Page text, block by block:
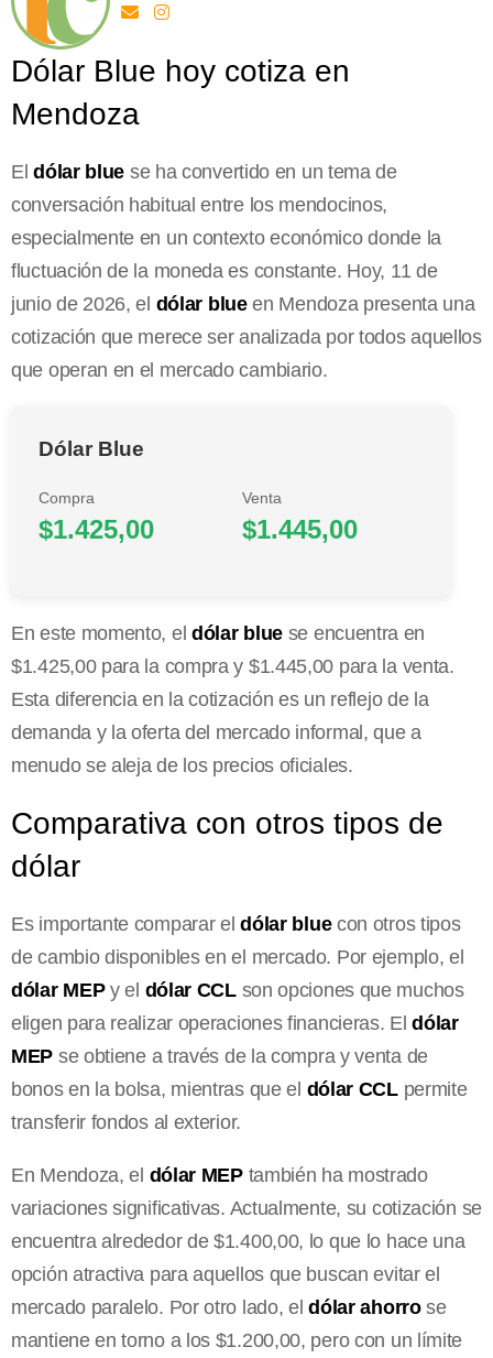
Dólar Blue hoy cotiza en
Mendoza
Eldólar blue se ha convertido en un tema de
conversación habitual entre los mendocinos,
especialmente en un contexto económico donde la
fluctuación de la moneda es constante. Hoy, 11 de
junio de 2026, el dólar blueen Mendoza presenta una
cotización que merece ser analizada por todos aquellos
que operan en el mercado cambiario.
Dólar Blue
Compra
$1.425,00
Venta
$1.445,00
En este momento, el dólar blue se encuentra en
$1.425,00 para la compra y $1.445,00 para la venta.
Esta diferencia en la cotización es un reflejo de la
demanda y la oferta del mercado informal, que a
menudo se aleja de los precios oficiales.
Comparativa con otros tipos de
dólar
Es importante comparar eldólar bluecon otros tipos
de cambio disponibles en el mercado. Por ejemplo, el
dólar MEPy el dólar CCLson opciones que muchos
eligen para realizar operaciones financieras. Eldólar
MEP se obtiene a través de la compra y venta de
bonos en la bolsa, mientras que el dólar CCLpermite
transferir fondos al exterior.
En Mendoza, el dólar MEPtambién ha mostrado
variaciones significativas. Actualmente, su cotización se
encuentra alrededor de $1.400,00, lo que lo hace una
opción atractiva para aquellos que buscan evitar el
mercado paralelo. Por otro lado, eldólar ahorrose
mantiene en torno a los $1.200,00, pero con un límite